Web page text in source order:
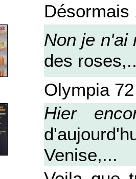
Désormais
Non je n'ai
des
Olympia
Hier
Venise,...